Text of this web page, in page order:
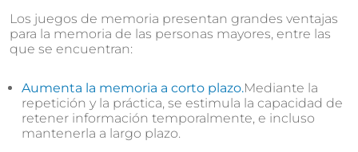
Los juegos de memoria presentan grandes ventajas
para la memoria de las personas mayores, entre las
que se encuentran:
Aumenta la memoria a corto plazo.Mediante la
repetición y la práctica, se estimula la capacidad de
retener información temporalmente, e incluso
mantenerla a largo plazo.